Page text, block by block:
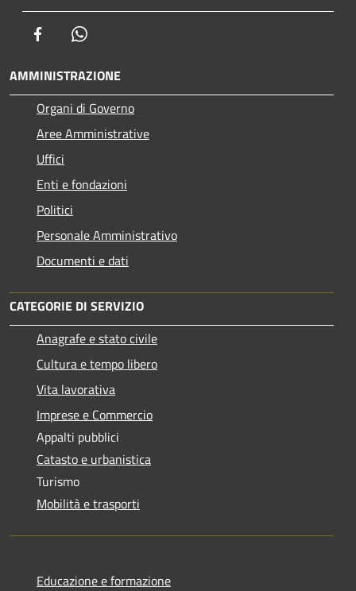
Facebook
AMMINISTRAZIONE
Organi di Governo
Aree Amministrative
Uffici
Enti e fondazioni
Politici
Personale Amministrativo
Documenti e dati
CATEGORIE DI SERVIZIO
Anagrafe e stato civile
Cultura e tempo libero
Vita lavorativa
Imprese e Commercio
Appalti pubblici
Catasto e urbanistica
Turismo
Mobilità e trasporti
Educazione e formazione